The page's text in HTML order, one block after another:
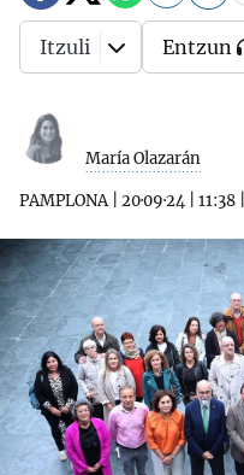
María Olazarán
PAMPLONA| 20·09·24 11:38
Itzuli Entzun